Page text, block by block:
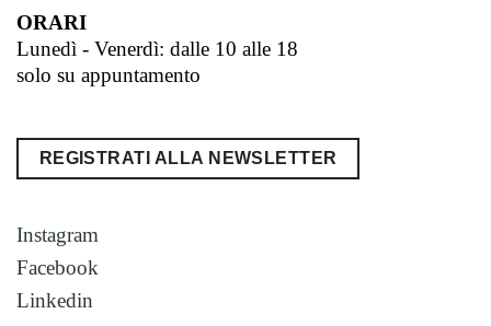
ORARI
Lunedì - Venerdì: dalle 10 alle 18
solo su appuntamento
REGISTRATI ALLA NEWSLETTER
Instagram
Facebook
Linkedin